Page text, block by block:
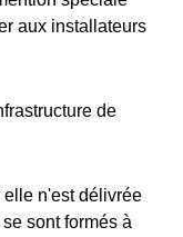
aux installateurs
de
elle n'est délivrée
sont formés à